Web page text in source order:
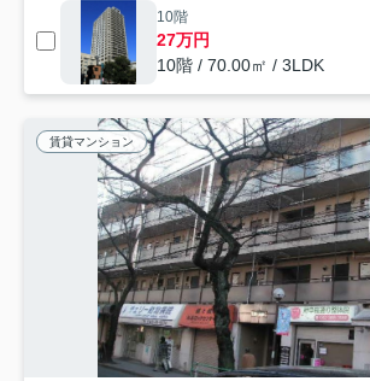
10階
27万円
10階 / 70.00㎡ / 3LDK
賃貸マンション